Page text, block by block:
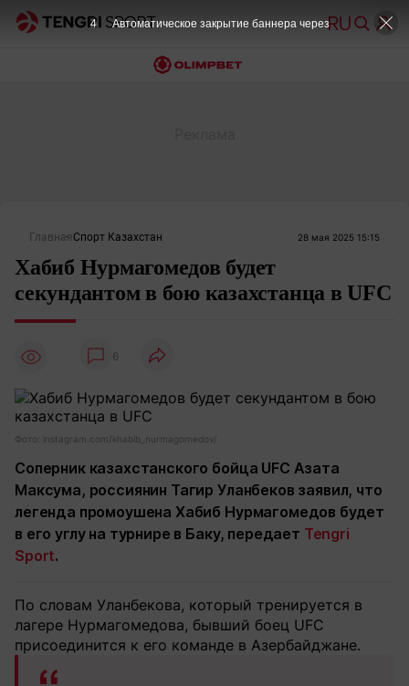
Главная Спорт Казахстан 28 мая 2025 15:15
Хабиб Нурмагомедов будет
секундантом в бою казахстанца в UFC
6
Фото: instagram.com/khabib_nurmagomedov/
Соперник казахстанского бойца UFC Азата
Максума, россиянин Тагир Уланбеков заявил, что
легенда промоушена Хабиб Нурмагомедов будет
в его углу на турнире в Баку, передает Tengri
Sport.
По словам Уланбекова, который тренируется в
лагере Нурмагомедова, бывший боец UFC
присоединится к его команде в Азербайджане.
4 Автоматическое закрытие баннера через